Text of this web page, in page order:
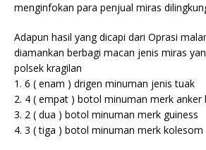
menginfokan para penjual miras
Adapun hasil yang dicapi dari Oprasi
diamankan berbagi macan jenis miras
polsek kragilan
1. 6 ( enam ) drigen minuman jenis tuak
2. 4 ( empat ) botol minuman merk anker
3. 2 ( dua ) botol minuman merk guiness
4. 3 ( tiga ) botol minuman merk kolesom